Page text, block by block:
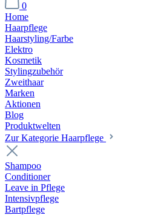
0
Home
Haarpflege
Haarstyling/Farbe
Elektro
Kosmetik
Stylingzubehör
Zweithaar
Marken
Aktionen
Blog
Produktwelten
Zur Kategorie Haarpflege
Shampoo
Conditioner
Leave in Pflege
Intensivpflege
Bartpflege